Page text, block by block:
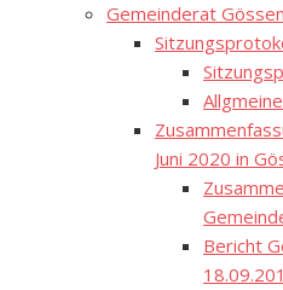
Gemeinderat
Juni 2020 in
Bericht